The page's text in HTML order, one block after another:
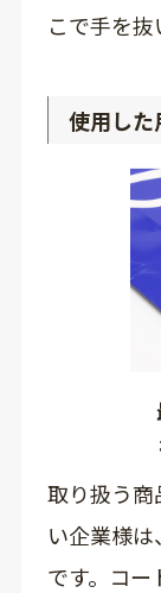
こで手を抜
使用した
取り扱う商
い企業様
です。コー